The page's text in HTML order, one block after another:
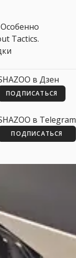
Tactics.
в Дзен
ПОДПИСАТЬСЯ
в Telegram
ПОДПИСАТЬСЯ